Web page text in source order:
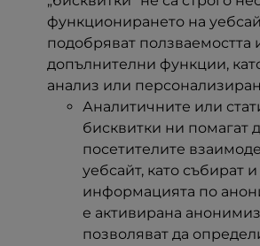
функционирането на
подобряват ползваемостта
допълнителни функции,
анализ или
Аналитичните или
бисквитки ни помагат
посетителите
уебсайт, като събират
информацията по
е активирана
позволяват да